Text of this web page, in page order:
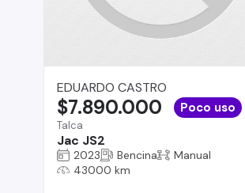
EDUARDO CASTRO
Talca
Jac JS2
$7.890.000 Poco uso
2023 Bencina
Manual
43000 km